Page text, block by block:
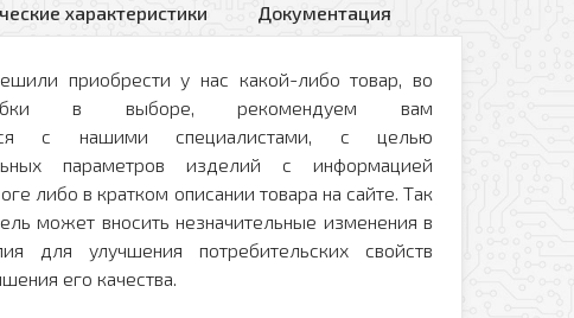
характеристики Документация
приобрести у нас какой-либо товар, во
в выборе, рекомендуем вам
с нашими специалистами, с целью
параметров изделий с информацией
либо в кратком описании товара на сайте. Так
может вносить незначительные изменения в
для улучшения потребительских свойств
его качества.